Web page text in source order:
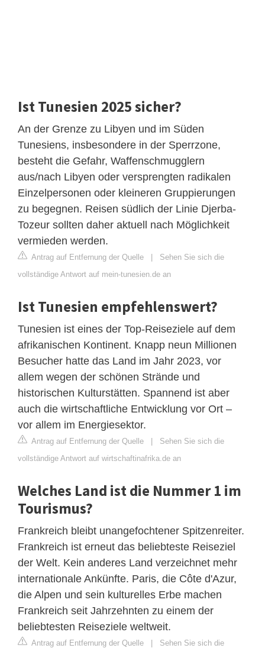
Ist Tunesien 2025 sicher?
An der Grenze zu Libyen und im Süden
Tunesiens, insbesondere in der Sperrzone,
besteht die Gefahr, Waffenschmugglern
aus/nach Libyen oder versprengten radikalen
Einzelpersonen oder kleineren Gruppierungen
zu begegnen. Reisen südlich der Linie Djerba-
Tozeur sollten daher aktuell nach Möglichkeit
vermieden werden.
Antrag auf Entfernung der Quelle | Sehen Sie sich die
vollständige Antwort auf mein-tunesien.de an
Ist Tunesien empfehlenswert?
Tunesien ist eines der Top-Reiseziele auf dem
afrikanischen Kontinent. Knapp neun Millionen
Besucher hatte das Land im Jahr 2023, vor
allem wegen der schönen Strände und
historischen Kulturstätten. Spannend ist aber
auch die wirtschaftliche Entwicklung vor Ort –
vor allem im Energiesektor.
Antrag auf Entfernung der Quelle | Sehen Sie sich die
vollständige Antwort auf wirtschaftinafrika.de an
Welches Land ist die Nummer 1 im
Tourismus?
Frankreich bleibt unangefochtener Spitzenreiter.
Frankreich ist erneut das beliebteste Reiseziel
der Welt. Kein anderes Land verzeichnet mehr
internationale Ankünfte. Paris, die Côte d'Azur,
die Alpen und sein kulturelles Erbe machen
Frankreich seit Jahrzehnten zu einem der
beliebtesten Reiseziele weltweit.
Antrag auf Entfernung der Quelle | Sehen Sie sich die